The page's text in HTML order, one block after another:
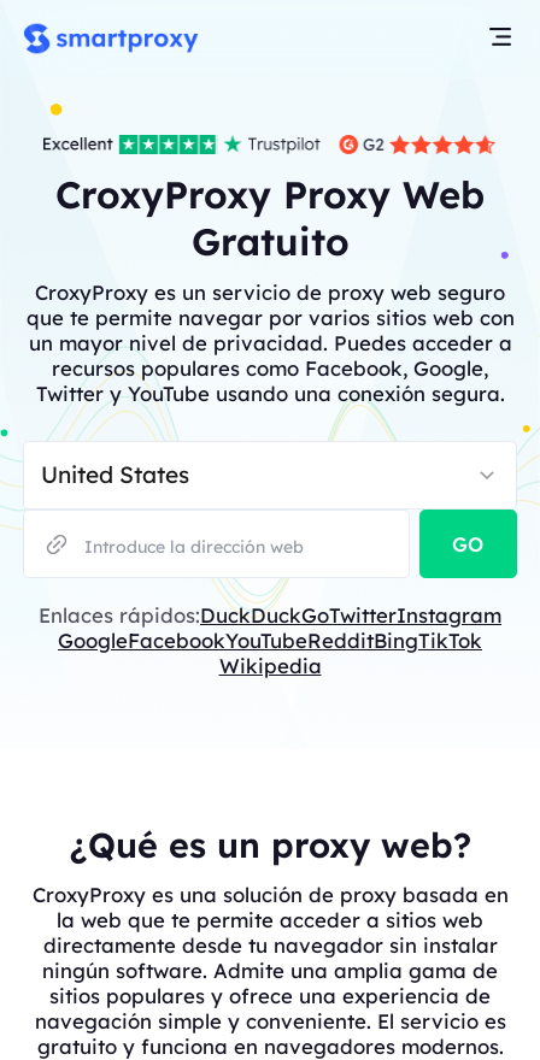
CroxyProxy Proxy Web
Gratuito
CroxyProxy es un servicio de proxy web seguro
que te permite navegar por varios sitios web con
un mayor nivel de privacidad. Puedes acceder a
recursos populares como Facebook, Google,
Twitter y YouTube usando una conexión segura.
GO
Enlaces rápidos:DuckDuckGoTwitterInstagram
GoogleFacebookYouTubeRedditBingTikTok
Wikipedia
¿Qué es un proxy web?
CroxyProxy es una solución de proxy basada en
la web que te permite acceder a sitios web
directamente desde tu navegador sin instalar
ningún software. Admite una amplia gama de
sitios populares y ofrece una experiencia de
navegación simple y conveniente. El servicio es
gratuito y funciona en navegadores modernos.